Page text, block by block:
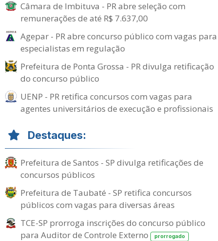
Câmara de Imbituva - PR abre seleção com
remunerações de até R$ 7.637,00
Agepar - PR abre concurso público com vagas para
especialistas em regulação
Prefeitura de Ponta Grossa - PR divulga retificação
do concurso público
UENP - PR retifica concursos com vagas para
agentes universitários de execução e profissionais
Destaques:
Prefeitura de Santos - SP divulga retificações de
concursos públicos
Prefeitura de Taubaté - SP retifica concursos
públicos com vagas para diversas áreas
TCE-SP prorroga inscrições do concurso público
para Auditor de Controle Externo
prorrogado